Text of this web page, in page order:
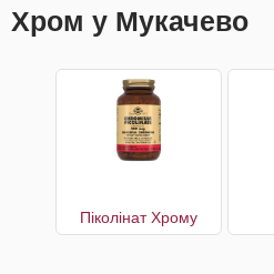
Хром у Мукачево
Піколінат Хрому